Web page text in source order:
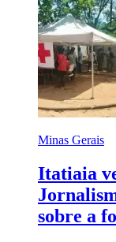
Minas Gerais
Itatiaia
sobre a